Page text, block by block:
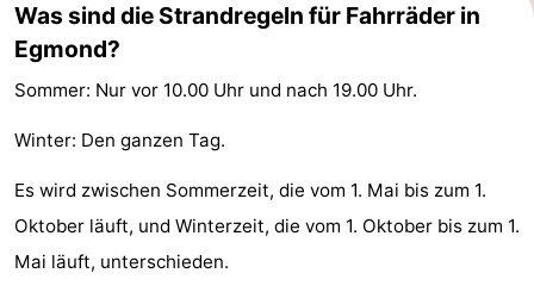
Was sind die Strandregeln für Fahrräder in
Egmond?
Sommer: Nur vor 10.00 Uhr und nach 19.00 Uhr.
Winter: Den ganzen Tag.
Es wird zwischen Sommerzeit, die vom 1. Mai bis zum 1.
Oktober läuft, und Winterzeit, die vom 1. Oktober bis zum 1.
Mai läuft, unterschieden.